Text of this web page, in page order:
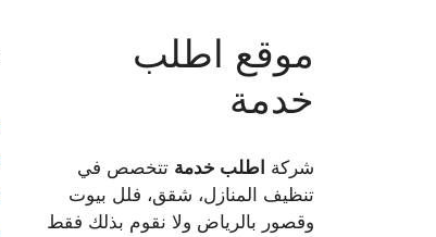
موقع اطلب
خدمة
شركة اطلب خدمة تتخصص في
تنظيف المنازل، شقق، فلل بيوت
وقصور بالرياض ولا نقوم بذلك فقط